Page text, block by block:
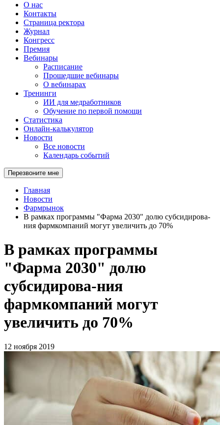
О нас
Контакты
Страница ректора
Журнал
Конгресс
Премия
Вебинары
Расписание
Прошедшие вебинары
О вебинарах
Тренинги
ИИ для медработников
Обучение по первой помощи
Статистика
Онлайн-калькулятор
Новости
Все новости
Календарь событий
Перезвоните мне
Главная
Новости
Фармрынок
В рамках программы "Фарма 2030" долю субсидирова-
ния фармкомпаний могут увеличить до 70%
В рамках программы
"Фарма 2030" долю
субсидирова-ния
фармкомпаний могут
увеличить до 70%
12 ноября 2019